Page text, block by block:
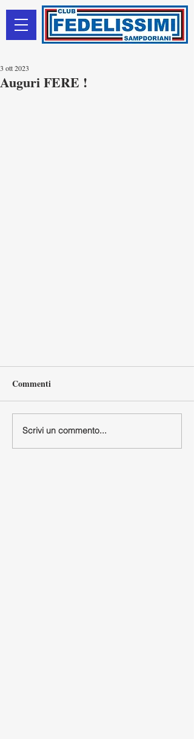
Auguri FERE !
3 ott 2023
Commenti
Scrivi un commento...